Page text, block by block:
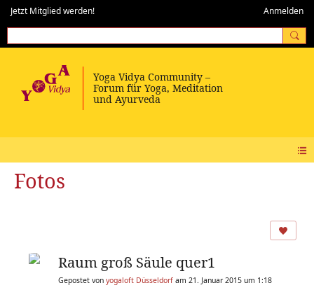
Jetzt Mitglied werden! Anmelden
Fotos
Raum groß Säule quer1
Gepostet von yogaloft Düsseldorf am 21. Januar 2015 um 1:18